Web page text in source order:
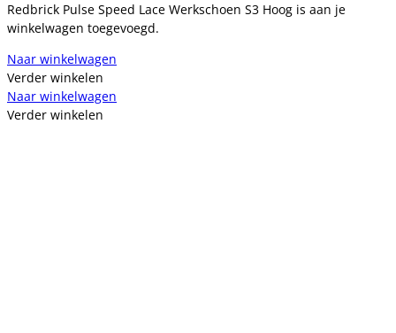
Redbrick Pulse Speed Lace Werkschoen S3 Hoog is aan je
winkelwagen toegevoegd.
Naar winkelwagen
Verder winkelen
Naar winkelwagen
Verder winkelen